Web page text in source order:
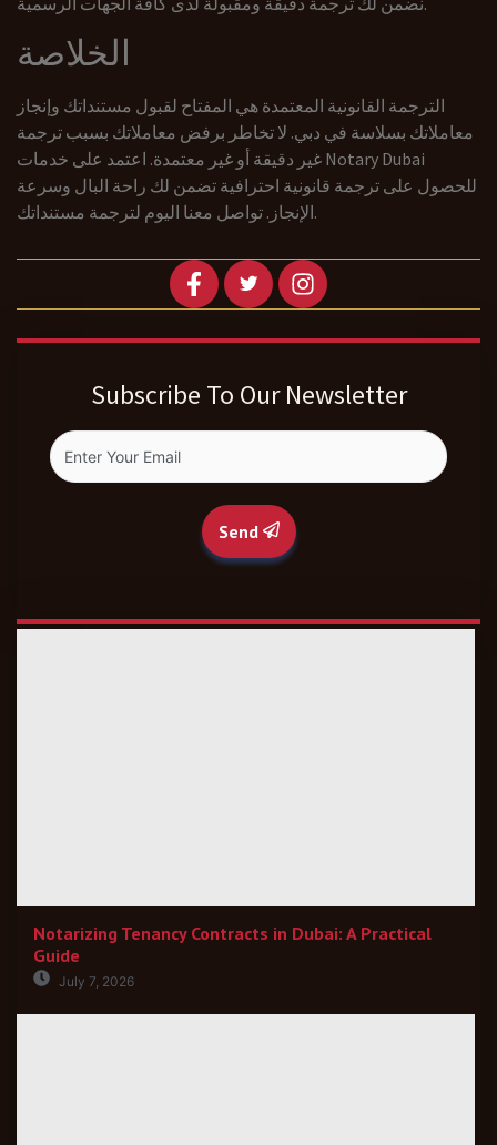
الخلاصة
الترجمة القانونية المعتمدة هي المفتاح لقبول مستنداتك وإنجاز
معاملاتك بسلاسة في دبي. لا تخاطر برفض معاملاتك بسبب ترجمة
غير دقيقة أو غير معتمدة. اعتمد على خدمات Notary Dubai
للحصول على ترجمة قانونية احترافية تضمن لك راحة البال وسرعة
الإنجاز. تواصل معنا اليوم لترجمة مستنداتك.
Subscribe To Our Newsletter
Send
Notarizing Tenancy Contracts in Dubai: A Practical
Guide
July 7, 2026